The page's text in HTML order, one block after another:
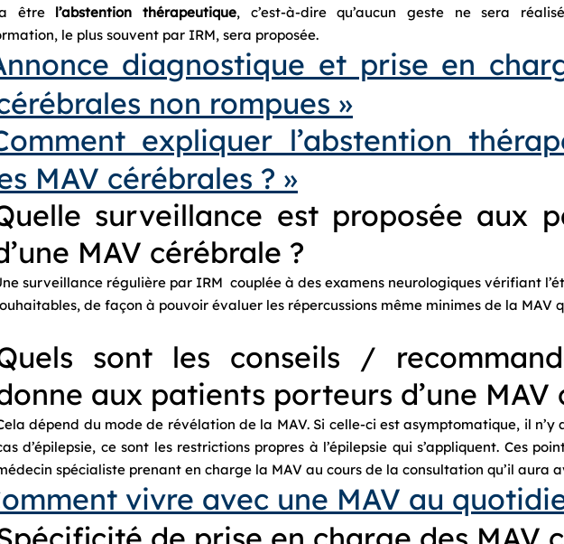
être l’abstention thérapeutique, c’est-à-dire qu’aucun geste ne sera
le plus souvent par IRM, sera proposée.
diagnostique et prise en
non rompues »
expliquer l’abstention
MAV cérébrales ? »
surveillance est proposée aux
MAV cérébrale ?
surveillance régulière par IRM couplée à des examens neurologiques vérifiant
de façon à pouvoir évaluer les répercussions même minimes de la MAV
sont les conseils /
aux patients porteurs d’une MAV
dépend du mode de révélation de la MAV. Si celle-ci est asymptomatique, il
d’épilepsie, ce sont les restrictions propres à l’épilepsie qui s’appliquent. Ces
spécialiste prenant en charge la MAV au cours de la consultation qu’il aura
vivre avec une MAV au